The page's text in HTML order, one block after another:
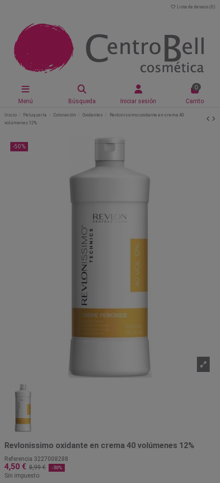
Lista de deseos (0 )
Menú Búsqueda Iniciar sesión
0
Carrito
Inicio Peluquería Coloración Oxidantes
Revlonissimo oxidante en crema 40
volúmenes 12%
-50%
Revlonissimo oxidante en crema 40 volúmenes 12%
Referencia 3227008288
4,50 € 8,99 € -50%
Sin impuesto